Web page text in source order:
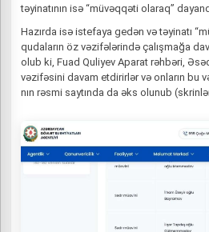
təyinatının isə “müvəqqəti olaraq”
Hazırda isə istefaya gedən və təyinatı
qudaların öz vəzifələrində çalışmağa
olub ki, Fuad Quliyev Aparat rəhbəri,
vəzifəsini davam etdirirlər və onların bu
nın rəsmi saytında da əks olunub